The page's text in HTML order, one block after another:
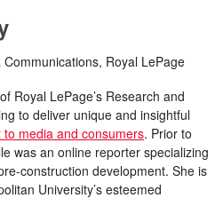
Royal LePage
Royal LePage’s Research and
to deliver unique and insightful
media and consumers. Prior to
was an online reporter specializing
construction development. She is
University’s esteemed